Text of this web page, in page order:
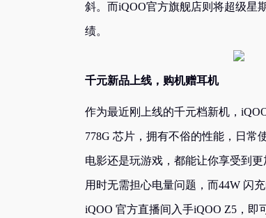
斜。而iQOO官方旗舰店则将超级星
绩。
千元新品上线，购机赠耳机
作为最近刚上线的千元档新机，
778G 芯片，拥有不俗的性能，日常
电影还是玩游戏，都能让你享受到
用时无需担心电量问题，而44W 闪
iQOO 官方直播间入手iQOO Z5，即